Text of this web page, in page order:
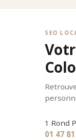
SEO
1 Rond
01 47